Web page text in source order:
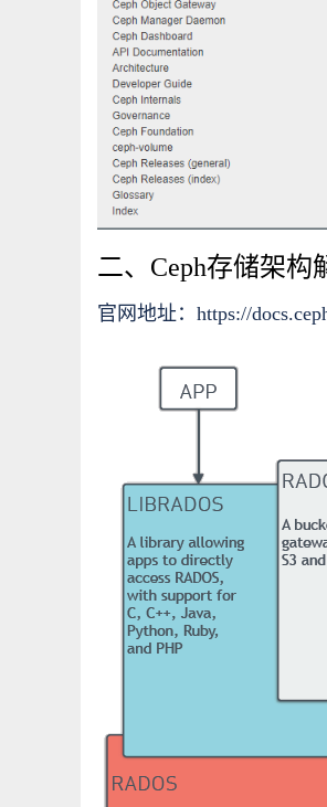
二、Ceph存储架构
官网地址： https://